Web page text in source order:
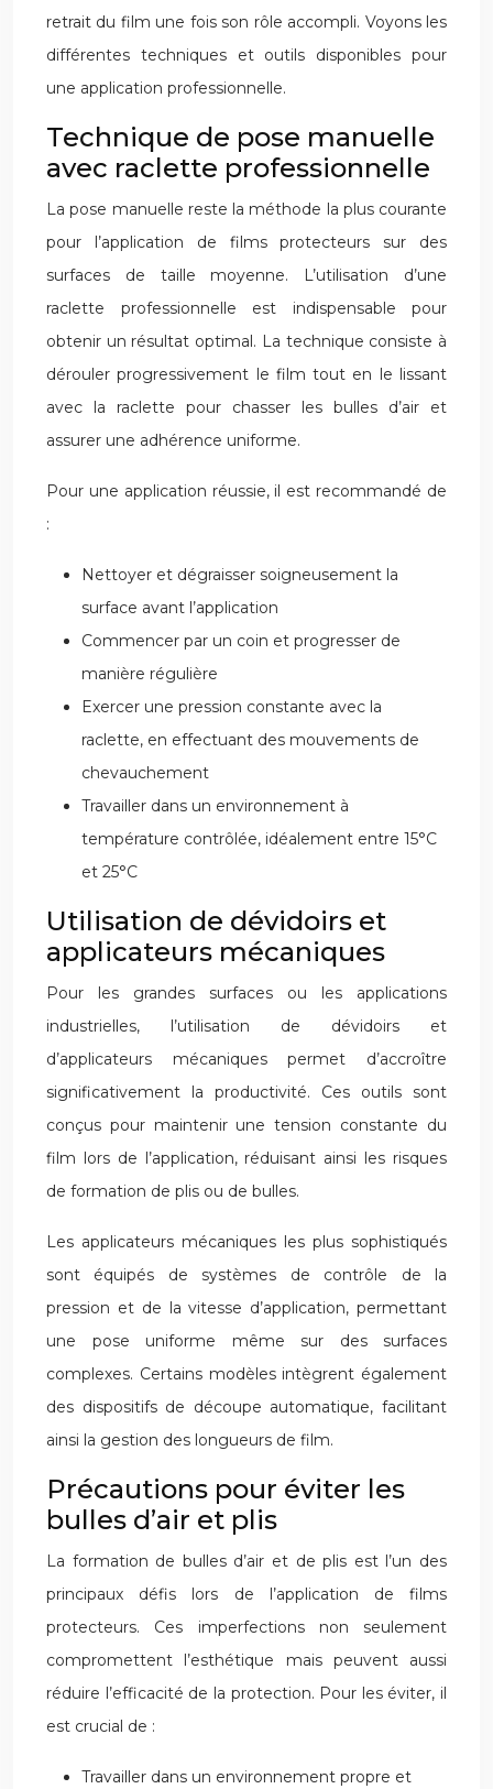
retrait du film une fois son rôle accompli. Voyons les
différentes techniques et outils disponibles pour
une application professionnelle.
Technique de pose manuelle
avec raclette professionnelle
La pose manuelle reste la méthode la plus courante
pour l’application de films protecteurs sur des
surfaces de taille moyenne. L’utilisation d’une
raclette professionnelle est indispensable pour
obtenir un résultat optimal. La technique consiste à
dérouler progressivement le film tout en le lissant
avec la raclette pour chasser les bulles d’air et
assurer une adhérence uniforme.
Pour une application réussie, il est recommandé de
:
Nettoyer et dégraisser soigneusement la
surface avant l’application
Commencer par un coin et progresser de
manière régulière
Exercer une pression constante avec la
raclette, en effectuant des mouvements de
chevauchement
Travailler dans un environnement à
température contrôlée, idéalement entre 15°C
et 25°C
Utilisation de dévidoirs et
applicateurs mécaniques
Pour les grandes surfaces ou les applications
industrielles, l’utilisation de dévidoirs et
d’applicateurs mécaniques permet d’accroître
significativement la productivité. Ces outils sont
conçus pour maintenir une tension constante du
film lors de l’application, réduisant ainsi les risques
de formation de plis ou de bulles.
Les applicateurs mécaniques les plus sophistiqués
sont équipés de systèmes de contrôle de la
pression et de la vitesse d’application, permettant
une pose uniforme même sur des surfaces
complexes. Certains modèles intègrent également
des dispositifs de découpe automatique, facilitant
ainsi la gestion des longueurs de film.
Précautions pour éviter les
bulles d’air et plis
La formation de bulles d’air et de plis est l’un des
principaux défis lors de l’application de films
protecteurs. Ces imperfections non seulement
compromettent l’esthétique mais peuvent aussi
réduire l’efficacité de la protection. Pour les éviter, il
est crucial de :
Travailler dans un environnement propre et